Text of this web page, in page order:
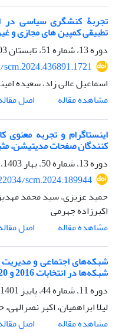
تجربۀ کنشگری سیاسی در
تطبیقی کمپین های مجازی و
دوره 13، شماره 51، تابستان 1403، صفحه
اسماعیل عالی زاد، سعیده
مشاهده مقاله
اصل
اینستاگرام و تجربه معنوی
کنندگان صفحات مدیتیشن،
دوره 13، شماره 50، بهار 1403، صفحه
scm.2024.189944
حمید عزیزی، سید محمد
اکبرزاده جهرمی
مشاهده مقاله
اصل
شبکه‌های اجتماعی و مدیریت
شبکه‌ها در انتخابات 2016 و 2020 آمریکا از دیدگاه صاحب‌نظران
دوره 11، شماره 44، پاییز 1401، صفحه
لیلا ابراهمیان، اکبر
مشاهده مقاله
اصل